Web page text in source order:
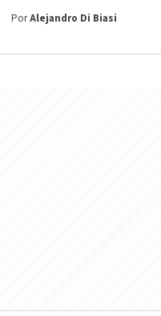
PorAlejandro Di Biasi